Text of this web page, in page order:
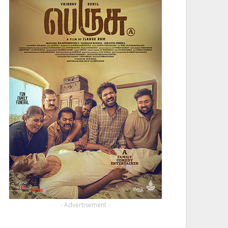
- Advertisement -